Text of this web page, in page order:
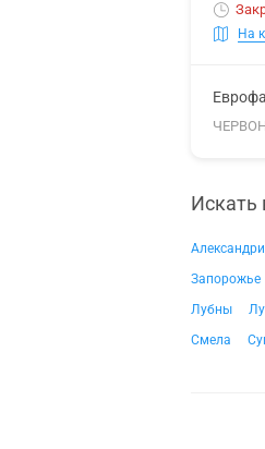
На
Искать
Запорожье
Лубны
Смела